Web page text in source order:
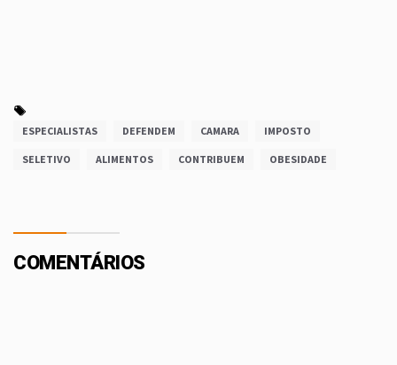
ESPECIALISTAS DEFENDEM CAMARA IMPOSTO
SELETIVO ALIMENTOS CONTRIBUEM OBESIDADE
COMENTÁRIOS